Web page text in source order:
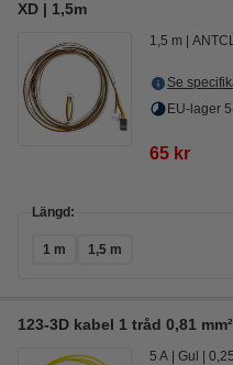
XD | 1,5m
1,5 m
Se
EU-lager
65 kr
Längd:
1 m 1,5 m
123-3D kabel 1 tråd 0,81
5 A Gul